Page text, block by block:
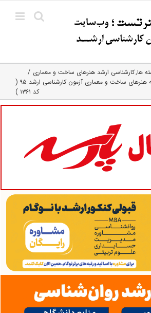
ها کارشناسی ارشد هنرهای ساخت و معماری
ظرفیت پذیرش مجموعه هنرهای ساخت و معماری آزمون کارشناسی ارشد ۹۵ (
کد ۱۳۶۱ )